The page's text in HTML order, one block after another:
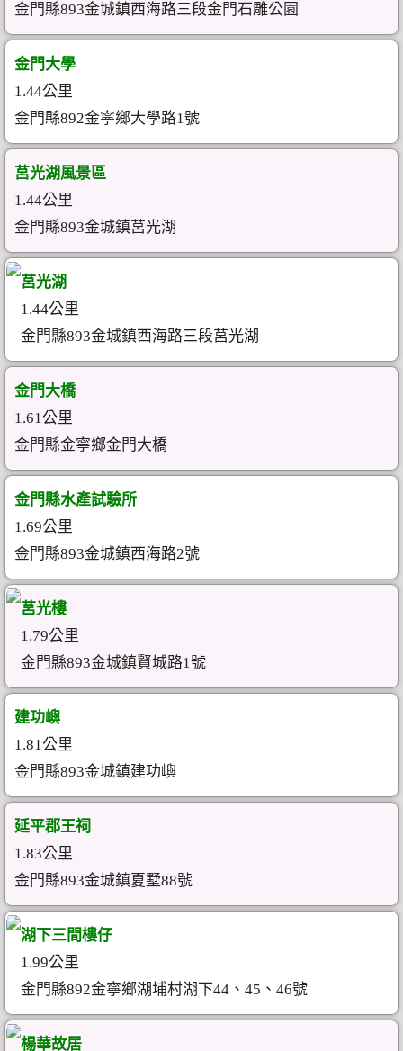
金門縣893金城鎮西海路三段金門石雕公園
金門大學
1.44公里
金門縣892金寧鄉大學路1號
莒光湖風景區
1.44公里
金門縣893金城鎮莒光湖
莒光湖
1.44公里
金門縣893金城鎮西海路三段莒光湖
金門大橋
1.61公里
金門縣金寧鄉金門大橋
金門縣水產試驗所
1.69公里
金門縣893金城鎮西海路2號
莒光樓
1.79公里
金門縣893金城鎮賢城路1號
建功嶼
1.81公里
金門縣893金城鎮建功嶼
延平郡王祠
1.83公里
金門縣893金城鎮夏墅88號
湖下三間樓仔
1.99公里
金門縣892金寧鄉湖埔村湖下44、45、46號
楊華故居